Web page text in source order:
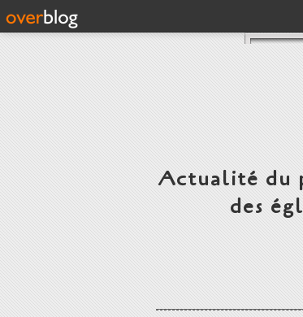
Actualité du
des